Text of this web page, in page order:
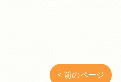
< 前のページ